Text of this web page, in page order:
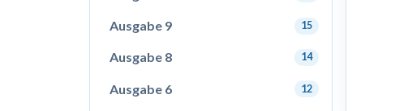
Ausgabe 9 15
Ausgabe 8 14
Ausgabe 6 12